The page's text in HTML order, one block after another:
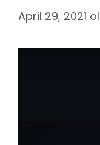
April 29, 2021